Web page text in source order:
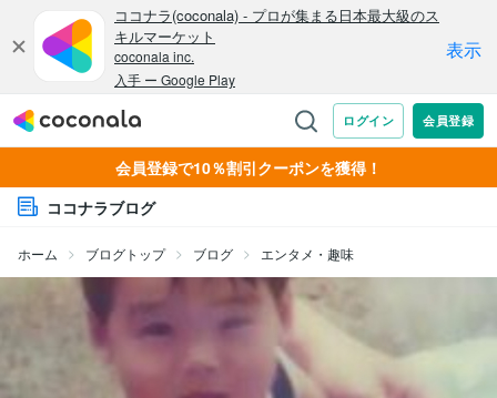
会員登録で10％割引クーポンを獲得！
ココナラブログ
ホーム ブログトップ ブログ エンタメ・趣味